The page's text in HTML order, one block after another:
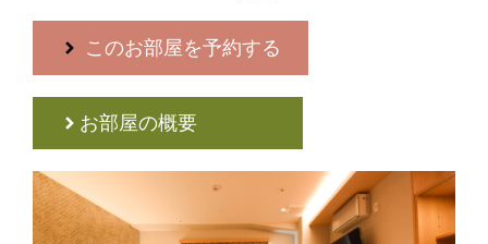
このお部屋を予約する
お部屋の概要